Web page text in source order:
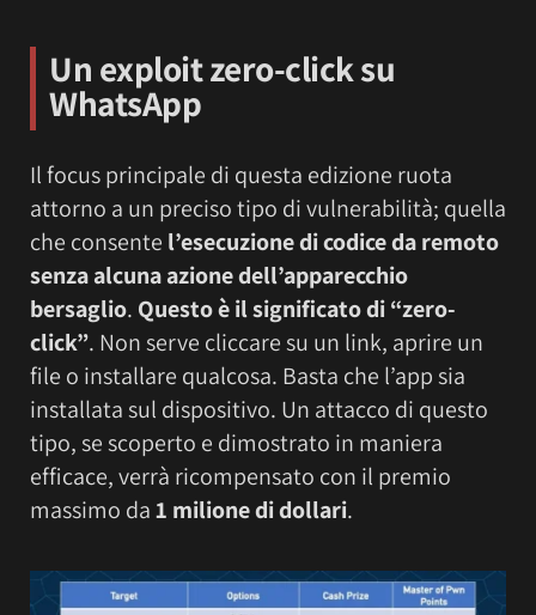
Un exploit zero-click su
WhatsApp
Il focus principale di questa edizione ruota
attorno a un preciso tipo di vulnerabilità; quella
che consente l’esecuzione di codice da remoto
senza alcuna azione dell’apparecchio
bersaglio. Questo è il significato di “zero-
click”. Non serve cliccare su un link, aprire un
file o installare qualcosa. Basta che l’app sia
installata sul dispositivo. Un attacco di questo
tipo, se scoperto e dimostrato in maniera
efficace, verrà ricompensato con il premio
massimo da1 milione di dollari.